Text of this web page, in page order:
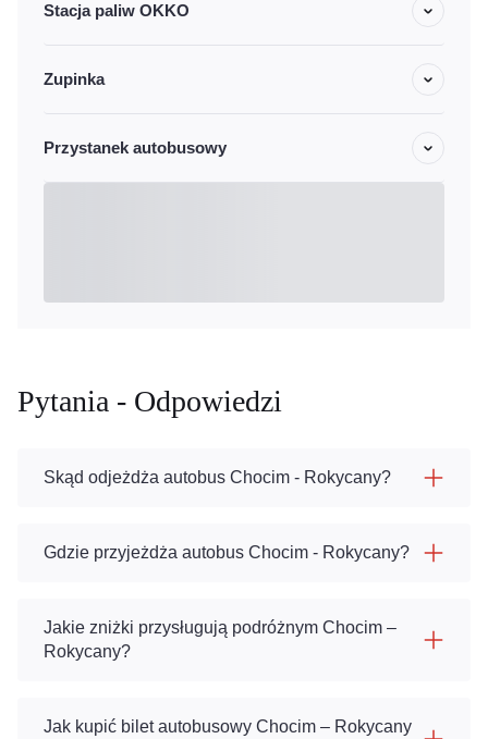
Stacja paliw OKKO
Zupinka
Przystanek autobusowy
Pytania - Odpowiedzi
Skąd odjeżdża autobus Chocim - Rokycany?
Gdzie przyjeżdża autobus Chocim - Rokycany?
Jakie zniżki przysługują podróżnym Chocim –
Rokycany?
Jak kupić bilet autobusowy Chocim – Rokycany